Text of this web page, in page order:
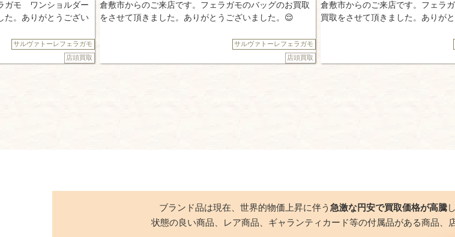
ダー
ござい
ェラガモ
倉敷市からのご来店です。フェラガモのバッグのお買取
をさせて頂きました。ありがとうございました。😌
サルヴァトーレフェラガモ
倉敷市からのご来店です。フェラガモのネックレ
買取をさせて頂きました。ありがとうございまし
サルヴァトーレフ
ブランド品は現在、世界的物価上昇に伴う 急激な円安で買取価格が高騰
状態の良い商品、レア商品、ギャランティカード等の付属品がある商品、